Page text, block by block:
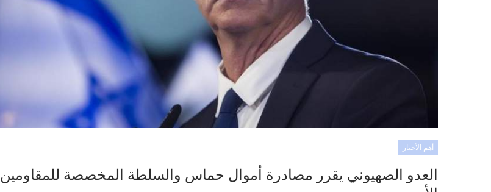
أهم الأخبار
العدو الصهيوني يقرر مصادرة أموال حماس والسلطة المخصصة للمقاومين